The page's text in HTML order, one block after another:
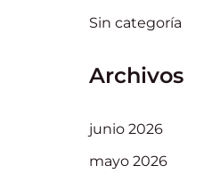
Sin categoría
Archivos
junio 2026
mayo 2026